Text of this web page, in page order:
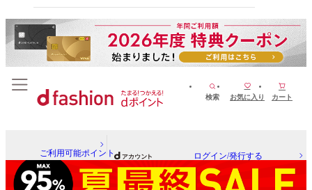
検索 お気に入り カート
ご利用可能ポイント ログイン/発行する